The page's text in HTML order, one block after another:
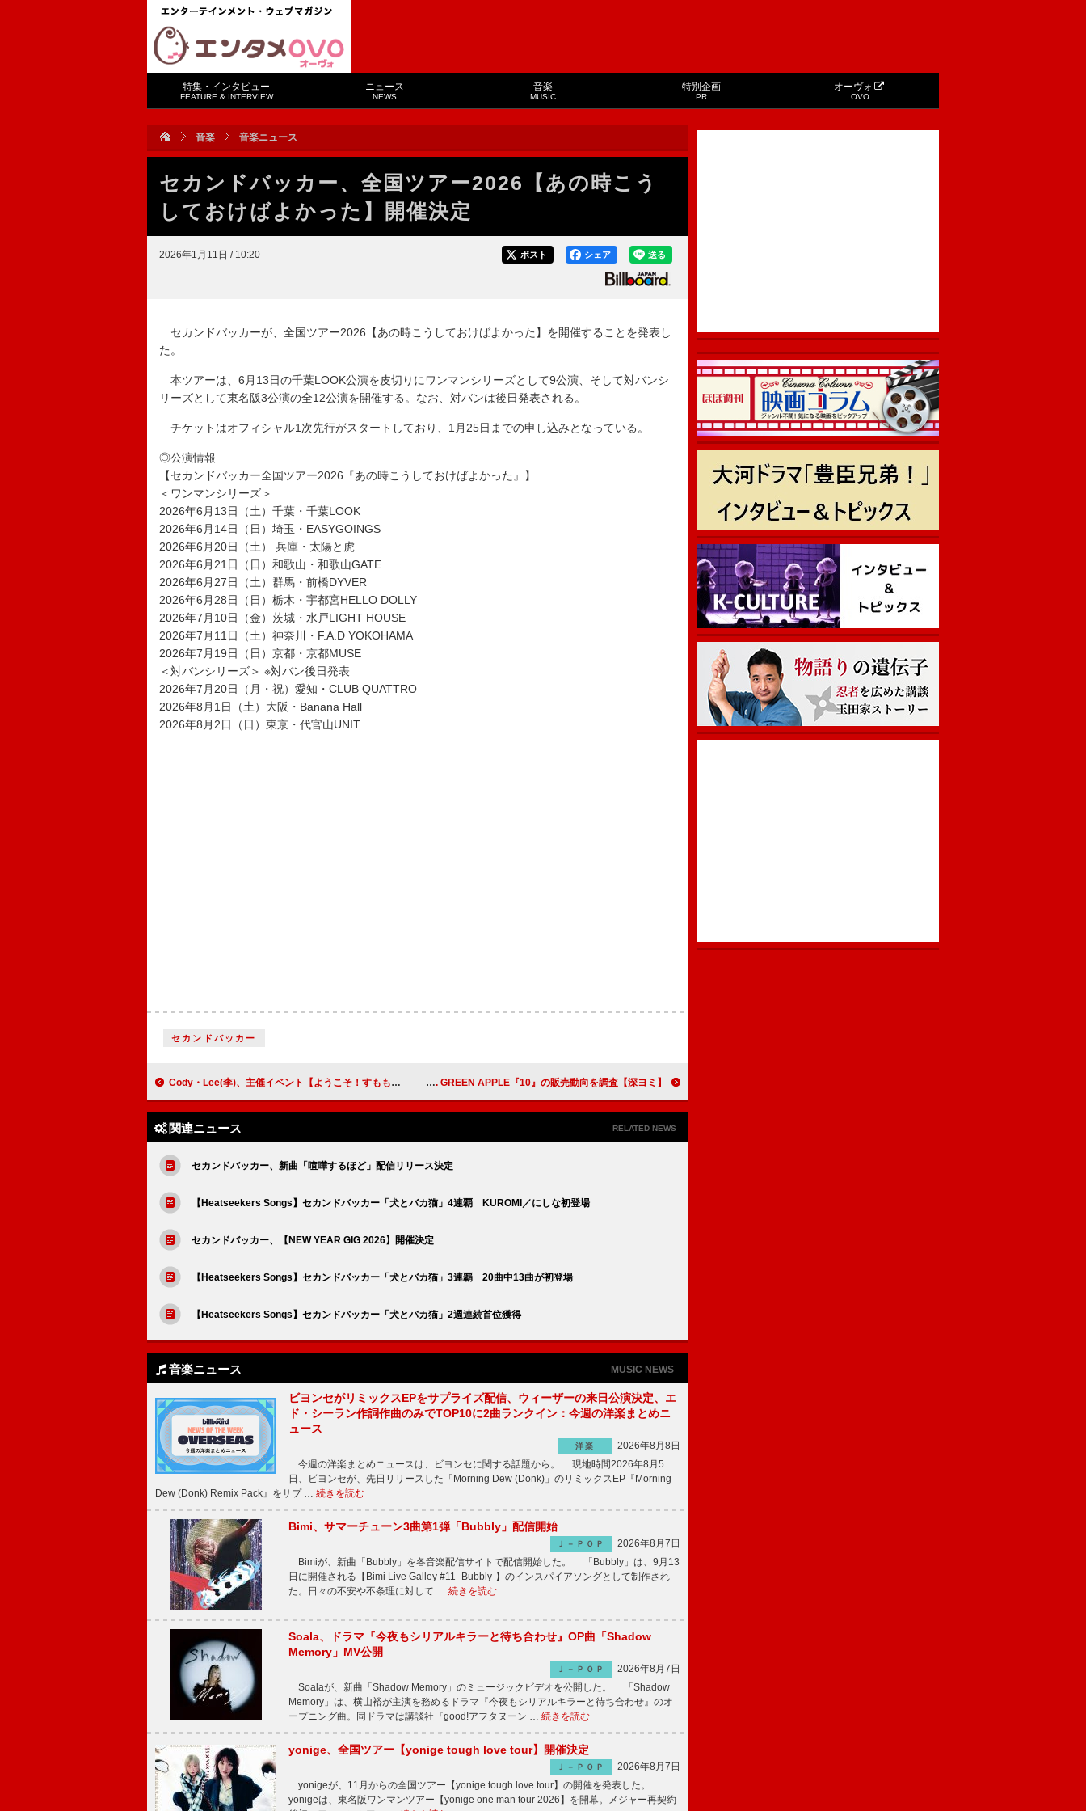
特集・インタビュー
FEATURE & INTERVIEW
ニュース
NEWS
音楽
MUSIC
特別企画
PR
オーヴォ
OVO
音楽 音楽ニュース
セカンドバッカー、全国ツアー2026【あの時こう
しておけばよかった】開催決定
2026年1月11日 / 10:20 送る
シェア
ポスト
セカンドバッカーが、全国ツアー2026【あの時こうしておけばよかった】を開催することを発表し
た。
本ツアーは、6月13日の千葉LOOK公演を皮切りにワンマンシリーズとして9公演、そして対バンシ
リーズとして東名阪3公演の全12公演を開催する。なお、対バンは後日発表される。
チケットはオフィシャル1次先行がスタートしており、1月25日までの申し込みとなっている。
◎公演情報
【セカンドバッカー全国ツアー2026『あの時こうしておけばよかった』】
＜ワンマンシリーズ＞
2026年6月13日（土）千葉・千葉LOOK
2026年6月14日（日）埼玉・EASYGOINGS
2026年6月20日（土） 兵庫・太陽と虎
2026年6月21日（日）和歌山・和歌山GATE
2026年6月27日（土）群馬・前橋DYVER
2026年6月28日（日）栃木・宇都宮HELLO DOLLY
2026年7月10日（金）茨城・水戸LIGHT HOUSE
2026年7月11日（土）神奈川・F.A.D YOKOHAMA
2026年7月19日（日）京都・京都MUSE
＜対バンシリーズ＞ ※対バン後日発表
2026年7月20日（月・祝）愛知・CLUB QUATTRO
2026年8月1日（土）大阪・Banana Hall
2026年8月2日（日）東京・代官山UNIT
セカンドバッカー
Cody・Lee(李)、主催イベント【ようこそ！すももハイツへ 3LDK -2026-】全出演者解禁 【深ヨミ】Mrs. GREEN APPLE『10』の販売動向を調査
関連ニュース RELATED NEWS
セカンドバッカー、新曲「喧嘩するほど」配信リリース決定
【Heatseekers Songs】セカンドバッカー「犬とバカ猫」4連覇 KUROMI／にしな初登場
セカンドバッカー、【NEW YEAR GIG 2026】開催決定
【Heatseekers Songs】セカンドバッカー「犬とバカ猫」3連覇 20曲中13曲が初登場
【Heatseekers Songs】セカンドバッカー「犬とバカ猫」2週連続首位獲得
音楽ニュース MUSIC NEWS
ビヨンセがリミックスEPをサプライズ配信、ウィーザーの来日公演決定、エ
ド・シーラン作詞作曲のみでTOP10に2曲ランクイン：今週の洋楽まとめニ
ュース
洋楽
2026年8月8日
今週の洋楽まとめニュースは、ビヨンセに関する話題から。 現地時間2026年8月5
日、ビヨンセが、先日リリースした「Morning Dew (Donk)」のリミックスEP『Morning
Dew (Donk) Remix Pack』をサプ … 続きを読む
Bimi、サマーチューン3曲第1弾「Bubbly」配信開始
Ｊ－ＰＯＰ
2026年8月7日
Bimiが、新曲「Bubbly」を各音楽配信サイトで配信開始した。 「Bubbly」は、9月13
日に開催される【Bimi Live Galley #11 -Bubbly-】のインスパイアソングとして制作され
た。日々の不安や不条理に対して … 続きを読む
Soala、ドラマ『今夜もシリアルキラーと待ち合わせ』OP曲「Shadow
Memory」MV公開
Ｊ－ＰＯＰ
2026年8月7日
Soalaが、新曲「Shadow Memory」のミュージックビデオを公開した。 「Shadow
Memory」は、横山裕が主演を務めるドラマ『今夜もシリアルキラーと待ち合わせ』のオ
ープニング曲。同ドラマは講談社『good!アフタヌーン … 続きを読む
yonige、全国ツアー【yonige tough love tour】開催決定
Ｊ－ＰＯＰ
2026年8月7日
yonigeが、11月からの全国ツアー【yonige tough love tour】の開催を発表した。
yonigeは、東名阪ワンマンツアー【yonige one man tour 2026】を開幕。メジャー再契約